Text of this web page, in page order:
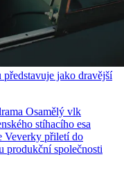
jako dravější
Osamělý vlk
stíhacího esa
Veverky přiletí do
produkční společnosti